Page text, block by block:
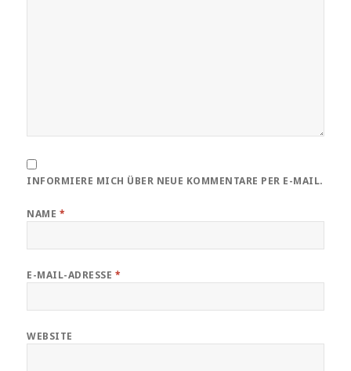
INFORMIERE MICH ÜBER NEUE KOMMENTARE PER E-MAIL.
NAME *
E-MAIL-ADRESSE *
WEBSITE